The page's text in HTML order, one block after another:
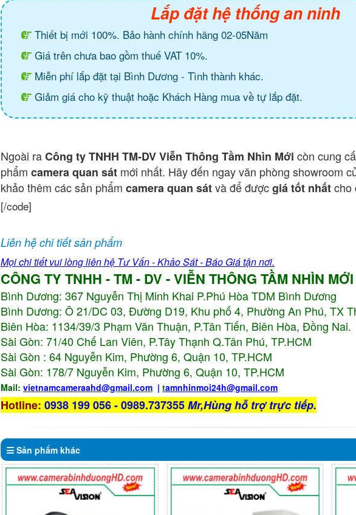
Lắp đặt hệ thống an ninh
Thiết bị mới 100%. Bảo hành chính hãng 02-05Năm
Giá trên chưa bao gồm thuế VAT 10%.
Miễn phí lắp đặt tại Bình Dương - Tình thành khác.
Giảm giá cho kỹ thuật hoặc Khách Hàng mua về tự lắp đặt.
Ngoài raCông ty TNHH TM-DV Viễn Thông Tầm Nhìn Mới còn cung
phẩm camera quan sát mới nhất. Hãy đến ngay văn phòng showroom
khảo thêm các sản phẩm camera quan sátvà để đượcgiá tốt nhấtcho
[/code]
Liên hệ chi tiết sản phẩm
Mọi chi tiết vui lòng liên hệ Tư Vấn - Khảo Sát - Báo Giá tận nơi.
CÔNG TY TNHH - TM - DV - VIỄN THÔNG TẦM NHÌN MỚI
Bình Dương: 367 Nguyễn Thị Minh Khai P.Phú Hòa TDM Bình Dương
Bình Dương: Ô 21/DC 03, Đường D19, Khu phố 4, Phường An Phú, TX
Biên Hòa: 1134/39/3 Phạm Văn Thuận, P.Tân Tiến, Biên Hòa, Đồng Nai.
Sài Gòn: 71/40 Chế Lan Viên, P.Tây Thạnh Q.Tân Phú, TP.HCM
Sài Gòn : 64 Nguyễn Kim, Phường 6, Quận 10, TP.HCM
Sài Gòn: 178/7 Nguyễn Kim, Phường 6, Quận 10, TP.HCM
Mail: vietnamcameraahd@gmail.com | tamnhinmoi24h@gmail.com
Hotline: 0938 199 056 - 0989.737355Mr,Hùng hỗ trợ trực tiếp.
Sản phẩm khác